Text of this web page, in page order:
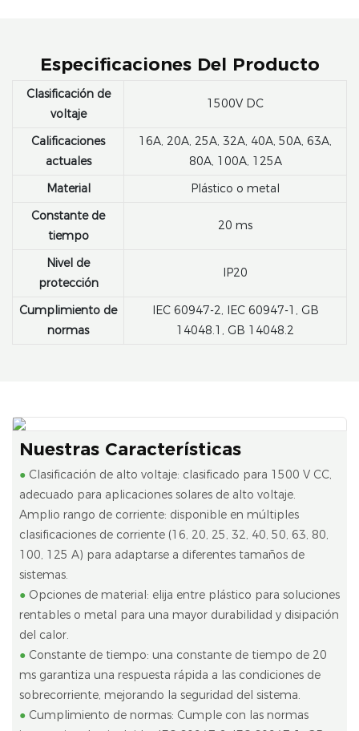
Especificaciones Del Producto
Clasificación de
voltaje
1500V DC
Calificaciones
actuales
16A, 20A, 25A, 32A, 40A, 50A, 63A,
80A, 100A, 125A
Material
Plástico o metal
Constante de
tiempo
20 ms
Nivel de
protección
IP20
Cumplimiento de
normas
IEC 60947-2, IEC 60947-1, GB
14048.1, GB 14048.2
Nuestras Características
●Clasificación de alto voltaje: clasificado para 1500 V CC,
adecuado para aplicaciones solares de alto voltaje.
Amplio rango de corriente: disponible en múltiples
clasificaciones de corriente (16, 20, 25, 32, 40, 50, 63, 80,
100, 125 A) para adaptarse a diferentes tamaños de
sistemas.
● Opciones de material: elija entre plástico para soluciones
rentables o metal para una mayor durabilidad y disipación
del calor.
● Constante de tiempo: una constante de tiempo de 20
ms garantiza una respuesta rápida a las condiciones de
sobrecorriente, mejorando la seguridad del sistema.
● Cumplimiento de normas: Cumple con las normas